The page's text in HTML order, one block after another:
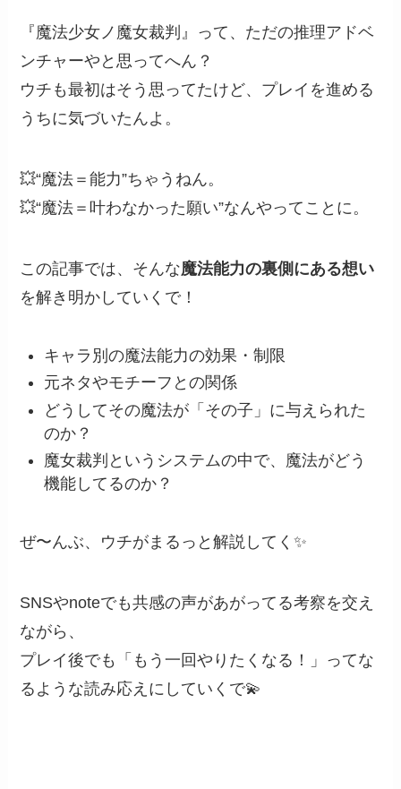
『魔法少女ノ魔女裁判』って、ただの推理アドベ
ンチャーやと思ってへん？
ウチも最初はそう思ってたけど、プレイを進める
うちに気づいたんよ。
💥“魔法＝能力”ちゃうねん。
💥“魔法＝叶わなかった願い”なんやってことに。
この記事では、そんな魔法能力の裏側にある想い
を解き明かしていくで！
キャラ別の魔法能力の効果・制限
元ネタやモチーフとの関係
どうしてその魔法が「その子」に与えられた
のか？
魔女裁判というシステムの中で、魔法がどう
機能してるのか？
ぜ〜んぶ、ウチがまるっと解説してく✨
SNSやnoteでも共感の声があがってる考察を交え
ながら、
プレイ後でも「もう一回やりたくなる！」ってな
るような読み応えにしていくで💫